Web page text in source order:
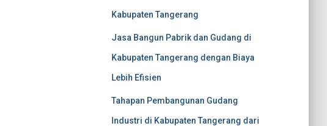
Kabupaten Tangerang
Jasa Bangun Pabrik dan Gudang di
Kabupaten Tangerang dengan Biaya
Lebih Efisien
Tahapan Pembangunan Gudang
Industri di Kabupaten Tangerang dari